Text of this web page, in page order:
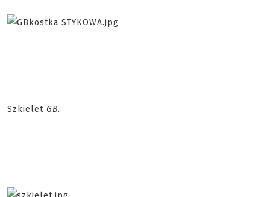
Szkielet GB.